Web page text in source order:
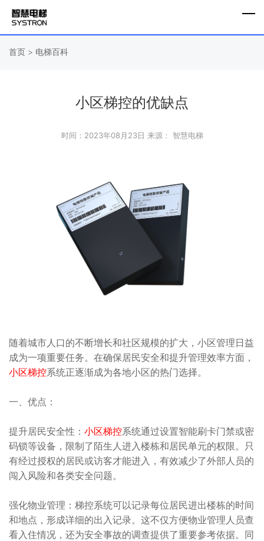
首页 > 电梯百科
小区梯控的优缺点
时间：2023年08月23日 来源： 智慧电梯
随着城市人口的不断增长和社区规模的扩大，小区管理日益
成为一项重要任务。在确保居民安全和提升管理效率方面，
小区梯控系统正逐渐成为各地小区的热门选择。
一、优点：
提升居民安全性： 小区梯控系统通过设置智能刷卡门禁或密
码锁等设备，限制了陌生人进入楼栋和居民单元的权限。只
有经过授权的居民或访客才能进入，有效减少了外部人员的
闯入风险和各类安全问题。
强化物业管理：梯控系统可以记录每位居民进出楼栋的时间
和地点，形成详细的出入记录。这不仅方便物业管理人员查
看入住情况，还为安全事故的调查提供了重要参考依据。同